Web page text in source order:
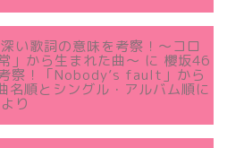
い歌詞の意味を考察！〜コロ
」から生まれた曲～ に 櫻坂46
察！「Nobody’s fault」から
順とシングル・アルバム順に
より